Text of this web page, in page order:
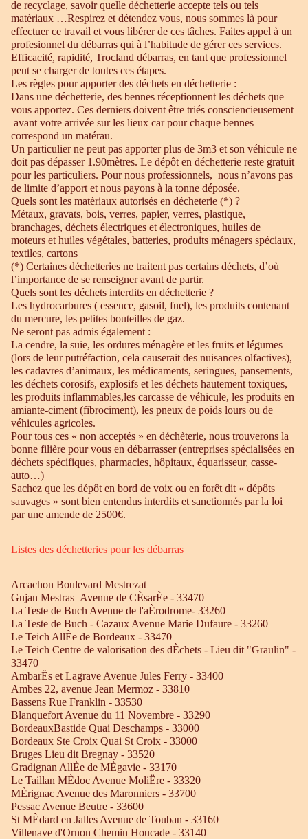
de recyclage, savoir quelle déchetterie accepte tels ou tels
matèriaux …Respirez et détendez vous, nous sommes là pour
effectuer ce travail et vous libérer de ces tâches. Faites appel à un
profesionnel du débarras qui à l’habitude de gérer ces services.
Efficacité, rapidité, Trocland débarras, en tant que professionnel
peut se charger de toutes ces étapes.
Les règles pour apporter des déchets en déchetterie :
Dans une déchetterie, des bennes réceptionnent les déchets que
vous apportez. Ces derniers doivent être triés consciencieusement
avant votre arrivée sur les lieux car pour chaque bennes
correspond un matérau.
Un particulier ne peut pas apporter plus de 3m3 et son véhicule ne
doit pas dépasser 1.90mètres. Le dépôt en déchetterie reste gratuit
pour les particuliers. Pour nous professionnels, nous n’avons pas
de limite d’apport et nous payons à la tonne déposée.
Quels sont les matèriaux autorisés en décheterie (*) ?
Métaux, gravats, bois, verres, papier, verres, plastique,
branchages, déchets électriques et électroniques, huiles de
moteurs et huiles végétales, batteries, produits ménagers spéciaux,
textiles, cartons
(*) Certaines déchetteries ne traitent pas certains déchets, d’où
l’importance de se renseigner avant de partir.
Quels sont les déchets interdits en déchetterie ?
Les hydrocarbures ( essence, gasoil, fuel), les produits contenant
du mercure, les petites bouteilles de gaz.
Ne seront pas admis également :
La cendre, la suie, les ordures ménagère et les fruits et légumes
(lors de leur putréfaction, cela causerait des nuisances olfactives),
les cadavres d’animaux, les médicaments, seringues, pansements,
les déchets corosifs, explosifs et les déchets hautement toxiques,
les produits inflammables,les carcasse de véhicule, les produits en
amiante-ciment (fibrociment), les pneux de poids lours ou de
véhicules agricoles.
Pour tous ces « non acceptés » en déchèterie, nous trouverons la
bonne filière pour vous en débarrasser (entreprises spécialisées en
déchets spécifiques, pharmacies, hôpitaux, équarisseur, casse-
auto…)
Sachez que les dépôt en bord de voix ou en forêt dit « dépôts
sauvages » sont bien entendus interdits et sanctionnés par la loi
par une amende de 2500€.
Listes des déchetteries pour les débarras
Arcachon Boulevard Mestrezat
Gujan Mestras Avenue de CÈsarÈe - 33470
La Teste de Buch Avenue de l'aÈrodrome- 33260
La Teste de Buch - Cazaux Avenue Marie Dufaure - 33260
Le Teich AllÈe de Bordeaux - 33470
Le Teich Centre de valorisation des dÈchets - Lieu dit "Graulin" -
33470
AmbarËs et Lagrave Avenue Jules Ferry - 33400
Ambes 22, avenue Jean Mermoz - 33810
Bassens Rue Franklin - 33530
Blanquefort Avenue du 11 Novembre - 33290
BordeauxBastide Quai Deschamps - 33000
Bordeaux Ste Croix Quai St Croix - 33000
Bruges Lieu dit Bregnay - 33520
Gradignan AllÈe de MÈgavie - 33170
Le Taillan MÈdoc Avenue MoliËre - 33320
MÈrignac Avenue des Maronniers - 33700
Pessac Avenue Beutre - 33600
St MÈdard en Jalles Avenue de Touban - 33160
Villenave d'Ornon Chemin Houcade - 33140